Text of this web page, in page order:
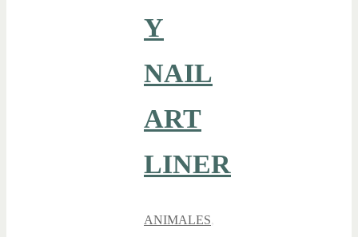
Y
NAIL
ART
LINER
ANIMALES,